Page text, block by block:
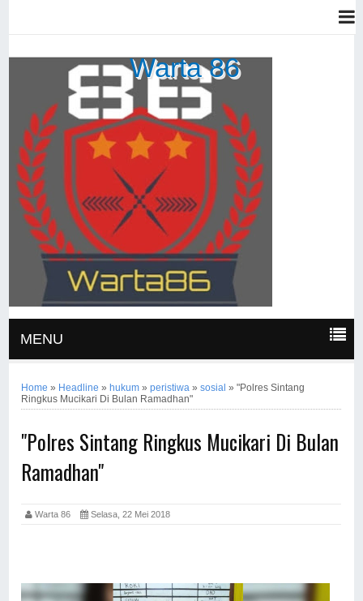
Warta 86
MENU
Home » Headline » hukum »peristiwa »sosial »"Polres Sintang
Ringkus Mucikari Di Bulan Ramadhan"
"Polres Sintang Ringkus Mucikari Di Bulan
Ramadhan"
Warta 86 Selasa, 22 Mei 2018